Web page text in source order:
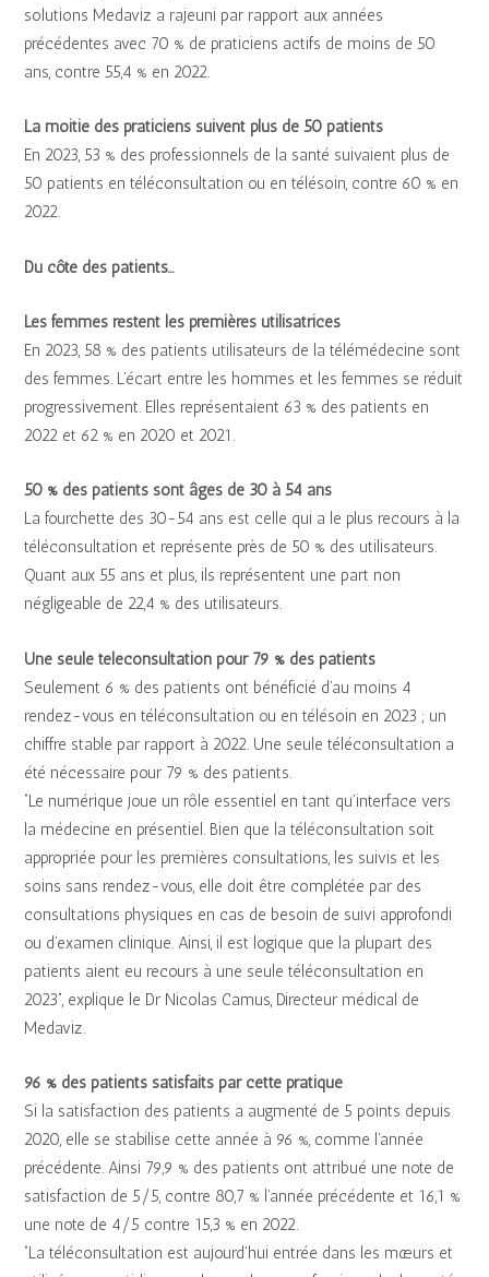
solutions Medaviz a rajeuni par rapport aux années
précédentes avec 70 % de praticiens actifs de moins de 50
ans, contre 55,4 % en 2022.
La moitié des praticiens suivent plus de 50 patients
En 2023, 53 % des professionnels de la santé suivaient plus de
50 patients en téléconsultation ou en télésoin, contre 60 % en
2022.
Du côté des patients…
Les femmes restent les premières utilisatrices
En 2023, 58 % des patients utilisateurs de la télémédecine sont
des femmes. L’écart entre les hommes et les femmes se réduit
progressivement. Elles représentaient 63 % des patients en
2022 et 62 % en 2020 et 2021.
50 % des patients sont âgés de 30 à 54 ans
La fourchette des 30-54 ans est celle qui a le plus recours à la
téléconsultation et représente près de 50 % des utilisateurs.
Quant aux 55 ans et plus, ils représentent une part non
négligeable de 22,4 % des utilisateurs.
Une seule téléconsultation pour 79 % des patients
Seulement 6 % des patients ont bénéficié d’au moins 4
rendez-vous en téléconsultation ou en télésoin en 2023 ; un
chiffre stable par rapport à 2022. Une seule téléconsultation a
été nécessaire pour 79 % des patients.
“Le numérique joue un rôle essentiel en tant qu’interface vers
la médecine en présentiel. Bien que la téléconsultation soit
appropriée pour les premières consultations, les suivis et les
soins sans rendez-vous, elle doit être complétée par des
consultations physiques en cas de besoin de suivi approfondi
ou d’examen clinique. Ainsi, il est logique que la plupart des
patients aient eu recours à une seule téléconsultation en
2023”, explique le Dr Nicolas Camus, Directeur médical de
Medaviz.
96 % des patients satisfaits par cette pratique
Si la satisfaction des patients a augmenté de 5 points depuis
2020, elle se stabilise cette année à 96 %, comme l’année
précédente. Ainsi 79,9 % des patients ont attribué une note de
satisfaction de 5/5, contre 80,7 % l’année précédente et 16,1 %
une note de 4/5 contre 15,3 % en 2022.
“La téléconsultation est aujourd’hui entrée dans les mœurs et